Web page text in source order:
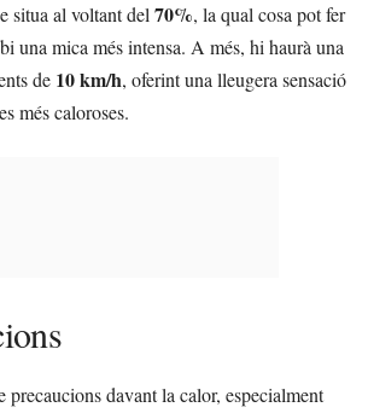
situa al voltant del70%, la qual cosa pot fer
una mica més intensa. A més, hi haurà una
de 10 km/h, oferint una lleugera sensació
més caloroses.
precaucions davant la calor, especialment